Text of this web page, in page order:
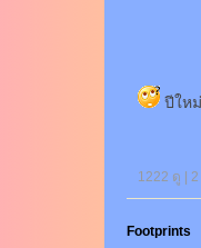
ปีให
1222 ดู | 2
Footprints